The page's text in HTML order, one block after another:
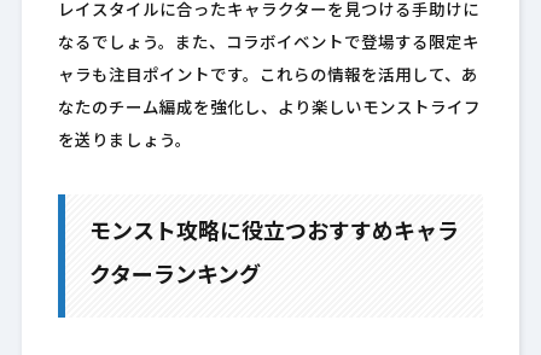
レイスタイルに合ったキャラクターを見つける手助けに
なるでしょう。また、コラボイベントで登場する限定キ
ャラも注目ポイントです。これらの情報を活用して、あ
なたのチーム編成を強化し、より楽しいモンストライフ
を送りましょう。
モンスト攻略に役立つおすすめキャラ
クターランキング